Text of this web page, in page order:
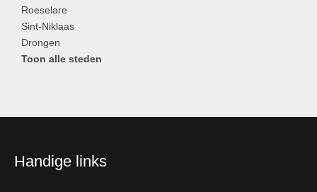
Roeselare
Sint-Niklaas
Drongen
Toon alle steden
Handige links